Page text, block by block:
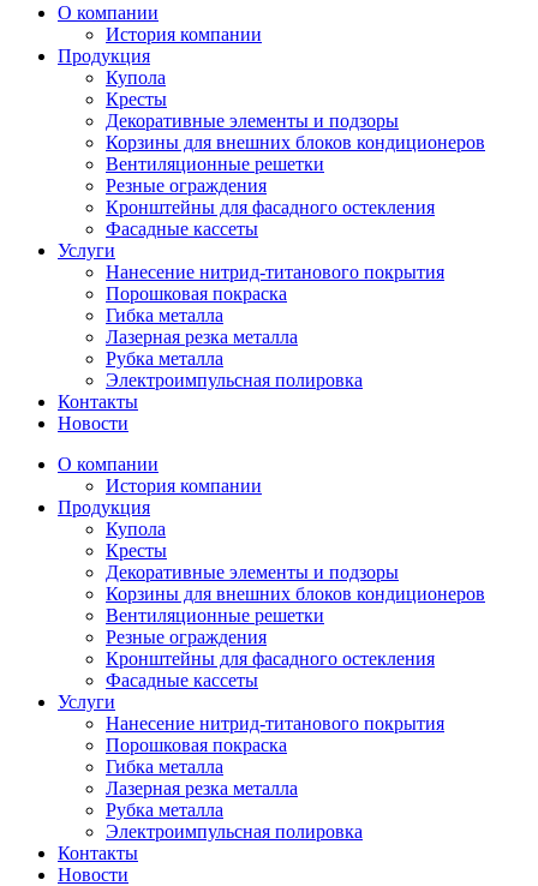
О компании
История компании
Продукция
Купола
Кресты
Декоративные элементы и подзоры
Корзины для внешних блоков кондиционеров
Вентиляционные решетки
Резные ограждения
Кронштейны для фасадного остекления
Фасадные кассеты
Услуги
Нанесение нитрид-титанового покрытия
Порошковая покраска
Гибка металла
Лазерная резка металла
Рубка металла
Электроимпульсная полировка
Контакты
Новости
О компании
История компании
Продукция
Купола
Кресты
Декоративные элементы и подзоры
Корзины для внешних блоков кондиционеров
Вентиляционные решетки
Резные ограждения
Кронштейны для фасадного остекления
Фасадные кассеты
Услуги
Нанесение нитрид-титанового покрытия
Порошковая покраска
Гибка металла
Лазерная резка металла
Рубка металла
Электроимпульсная полировка
Контакты
Новости